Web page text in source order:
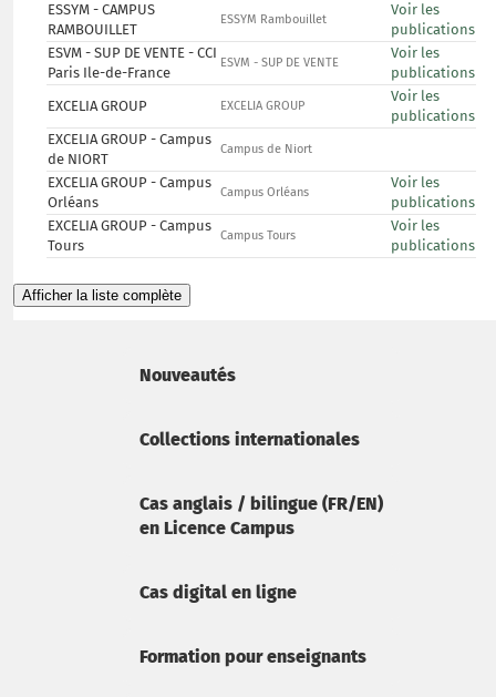
ESSYM - CAMPUS
RAMBOUILLET
ESSYM Rambouillet
Voir les
publications
ESVM - SUP DE VENTE - CCI
Paris Ile-de-France
ESVM - SUP DE VENTE
Voir les
publications
EXCELIA GROUP
EXCELIA GROUP
Voir les
publications
EXCELIA GROUP - Campus
de NIORT
Campus de Niort
EXCELIA GROUP - Campus
Orléans
Campus Orléans
Voir les
publications
EXCELIA GROUP - Campus
Tours
Campus Tours
Voir les
publications
Afficher la liste complète
Nouveautés
Collections internationales
Cas anglais / bilingue (FR/EN)
en Licence Campus
Cas digital en ligne
Formation pour enseignants